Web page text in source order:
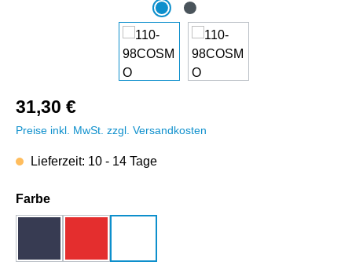
31,30 €
Preise inkl. MwSt. zzgl. Versandkosten
Lieferzeit: 10 - 14 Tage
Farbeauswählen